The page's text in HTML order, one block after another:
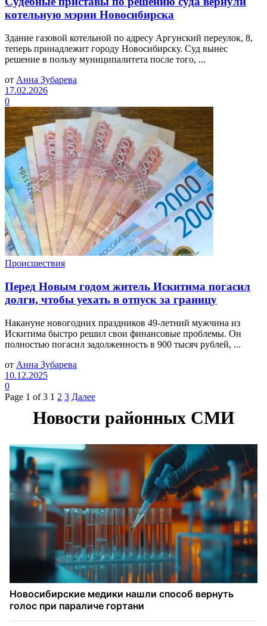
котельную мэрии Новосибирска
Здание газовой котельной по адресу Аргунский переулок, 8,
теперь принадлежит городу Новосибирску. Суд вынес
решение в пользу муниципалитета после того, ...
от Анна Зубарева
17.02.2026
0
Происшествия
Перед Новым годом житель Искитима погасил
долги, чтобы уехать в отпуск за границу
Накануне новогодних праздников 49-летний мужчина из
Искитима быстро решил свои финансовые проблемы. Он
полностью погасил задолженность в 900 тысяч рублей, ...
от Анна Зубарева
10.12.2025
0
Page 1 of 3 1 2 3 Далее